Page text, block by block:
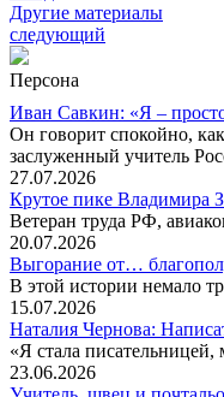
Другие материалы
следующий
Персона
Иван Савкин: «Я –
Он говорит спокойно,
заслуженный учитель
27.07.2026
Крутое пике Владимира
Ветеран труда РФ,
20.07.2026
Выгорание от…
В этой истории немало
15.07.2026
Наталия Чернова:
«Я стала
23.06.2026